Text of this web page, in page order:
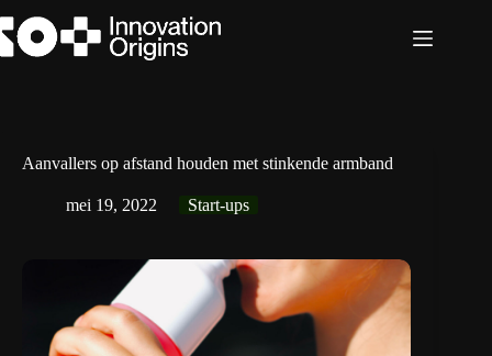
naar
de
Aanvallers op afstand houden met stinkende armband
mei 19, 2022 Start-ups